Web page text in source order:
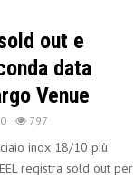
out e
data
Venue
0 797
inox 18/10 più
registra sold out per